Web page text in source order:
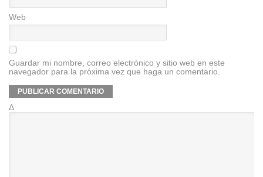
Web
Guardar mi nombre, correo electrónico y sitio web en este
navegador para la próxima vez que haga un comentario.
Δ